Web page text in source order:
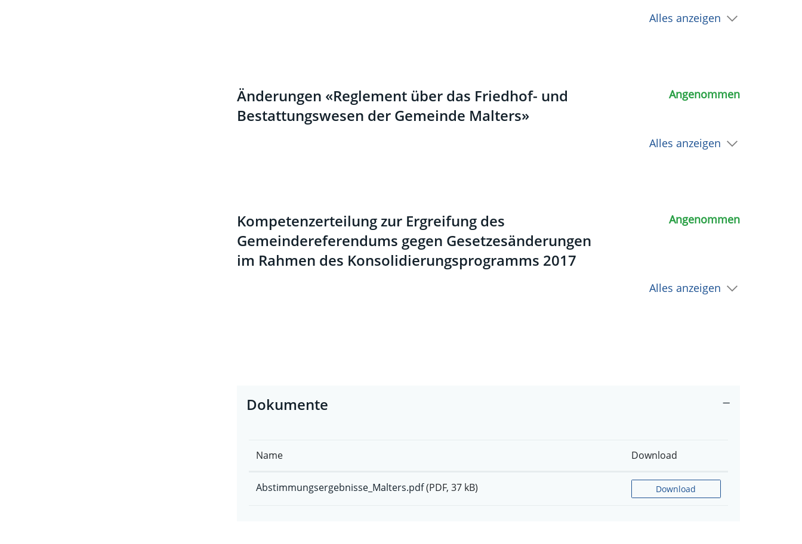
Alles anzeigen
Änderungen «Reglement über das Friedhof- und
Bestattungswesen der Gemeinde Malters»
Angenommen
Alles anzeigen
Kompetenzerteilung zur Ergreifung des
Gemeindereferendums gegen Gesetzesänderungen
im Rahmen des Konsolidierungsprogramms 2017
Angenommen
Alles anzeigen
Dokumente
Name Download
Abstimmungsergebnisse_Malters.pdf (PDF, 37 kB) Download